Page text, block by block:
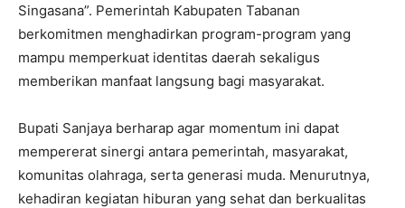
Singasana”. Pemerintah Kabupaten Tabanan
berkomitmen menghadirkan program-program yang
mampu memperkuat identitas daerah sekaligus
memberikan manfaat langsung bagi masyarakat.
Bupati Sanjaya berharap agar momentum ini dapat
mempererat sinergi antara pemerintah, masyarakat,
komunitas olahraga, serta generasi muda. Menurutnya,
kehadiran kegiatan hiburan yang sehat dan berkualitas